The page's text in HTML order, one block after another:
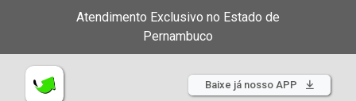
Atendimento Exclusivo no Estado de
Pernambuco
Baixe já nosso APP